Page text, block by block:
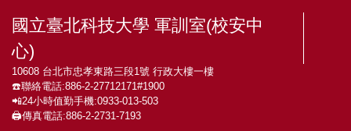
國立臺北科技大學 軍訓室(校安中
心)
10608 台北市忠孝東路三段1號 行政大樓一樓
☎️聯絡電話:886-2-27712171#1900
📲24小時值勤手機:0933-013-503
🖨️傳真電話:886-2-2731-7193